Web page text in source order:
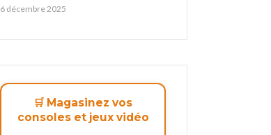
6 décembre 2025
🛒 Magasinez vos
consoles et jeux vidéo